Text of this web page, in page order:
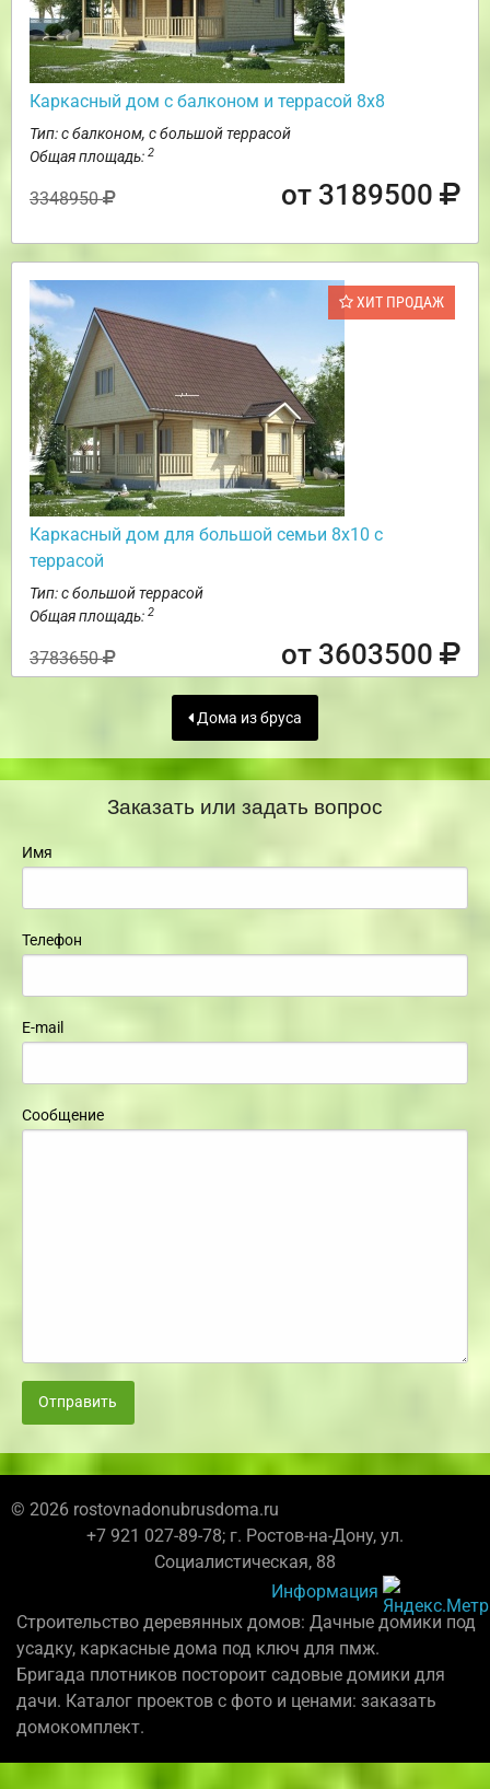
Каркасный дом с балконом и террасой 8х8
Тип: с балконом, с большой террасой
Общая площадь: 2
3348950 от 3189500
ХИТ ПРОДАЖ
Каркасный дом для большой семьи 8х10 с
террасой
Тип: с большой террасой
Общая площадь: 2
3783650 от 3603500
Дома из бруса
Заказать или задать вопрос
Имя
Телефон
E-mail
Сообщение
Отправить
© 2026 rostovnadonubrusdoma.ru
+7 921 027-89-78; г. Ростов-на-Дону, ул.
Социалистическая, 88
Информация
Строительство деревянных домов: Дачные домики под
усадку, каркасные дома под ключ для пмж.
Бригада плотников постороит садовые домики для
дачи. Каталог проектов с фото и ценами: заказать
домокомплект.